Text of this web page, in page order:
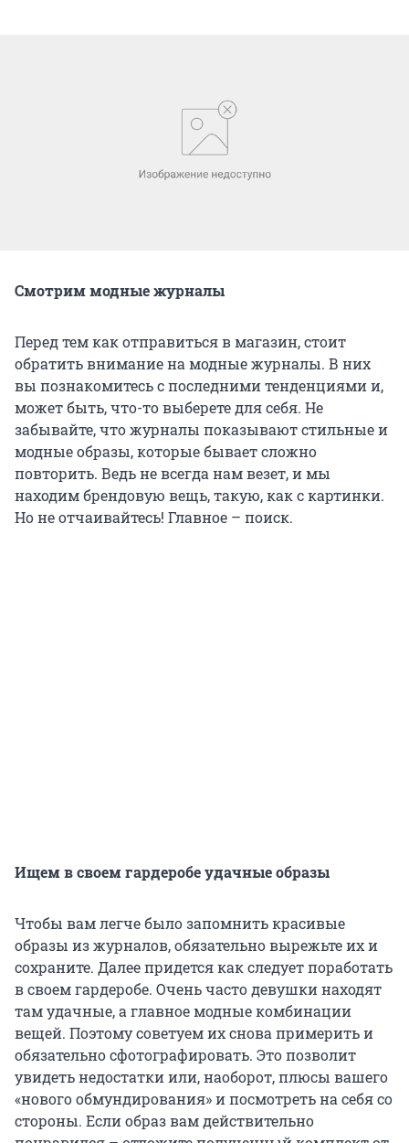
Смотрим модные журналы
Перед тем как отправиться в магазин, стоит
обратить внимание на модные журналы. В них
вы познакомитесь с последними тенденциями и,
может быть, что-то выберете для себя. Не
забывайте, что журналы показывают стильные и
модные образы, которые бывает сложно
повторить. Ведь не всегда нам везет, и мы
находим брендовую вещь, такую, как с картинки.
Но не отчаивайтесь! Главное – поиск.
Ищем в своем гардеробе удачные образы
Чтобы вам легче было запомнить красивые
образы из журналов, обязательно вырежьте их и
сохраните. Далее придется как следует поработать
в своем гардеробе. Очень часто девушки находят
там удачные, а главное модные комбинации
вещей. Поэтому советуем их снова примерить и
обязательно сфотографировать. Это позволит
увидеть недостатки или, наоборот, плюсы вашего
«нового обмундирования» и посмотреть на себя со
стороны. Если образ вам действительно